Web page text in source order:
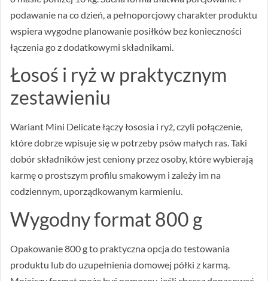
podawanie na co dzień, a pełnoporcjowy charakter produktu
wspiera wygodne planowanie posiłków bez konieczności
łączenia go z dodatkowymi składnikami.
Łosoś i ryż w praktycznym
zestawieniu
Wariant Mini Delicate łączy łososia i ryż, czyli połączenie,
które dobrze wpisuje się w potrzeby psów małych ras. Taki
dobór składników jest ceniony przez osoby, które wybierają
karmę o prostszym profilu smakowym i zależy im na
codziennym, uporządkowanym karmieniu.
Wygodny format 800 g
Opakowanie 800 g to praktyczna opcja do testowania
produktu lub do uzupełnienia domowej półki z karmą.